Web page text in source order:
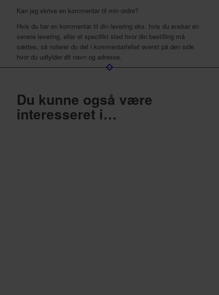
Kan jeg skrive en kommentar til min ordre?
Hvis du har en kommentar til din levering eks. hvis du ønsker en
senere levering, eller et specifikt sted hvor din bestilling må
sættes, så noterer du det i kommentarfeltet øverst på den side
hvor du udfylder dit navn og adresse.
Du kunne også være
interesseret i…